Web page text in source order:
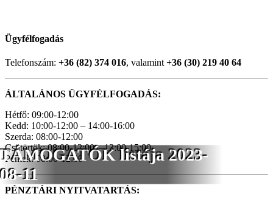
TÁMOGATÓK listája 2023-
08-11
Ügyfélfogadás
Telefonszám: +36 (82) 374 016, valamint +36 (30) 219 40 64
ÁLTALÁNOS ÜGYFÉLFOGADÁS:
Hétfő: 09:00-12:00
Kedd: 10:00-12:00 – 14:00-16:00
Szerda: 08:00-12:00
Csütörtök: 08:00-12:00 – 13:00-15:00
Péntek: 08:00-12:00
PÉNZTÁRI NYITVATARTÁS: